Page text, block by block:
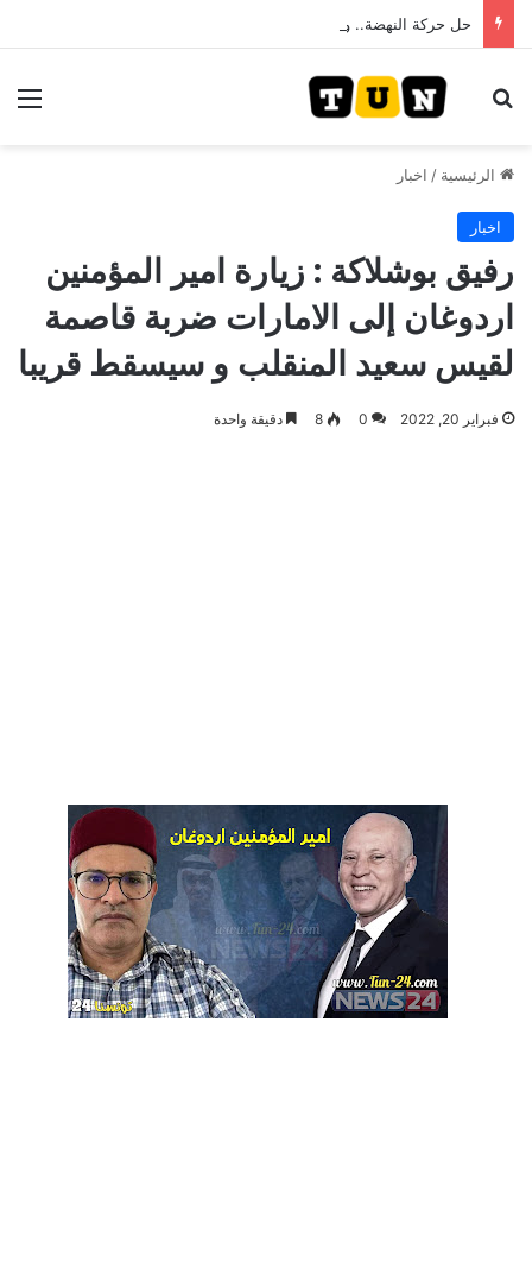
بحث عن
الرئيسية / اخبار
اخبار
رفيق بوشلاكة : زيارة امير المؤمنين
اردوغان إلى الامارات ضربة قاصمة
لقيس سعيد المنقلب و سيسقط قريبا
فبراير 20, 2022 0
8 دقيقة واحدة